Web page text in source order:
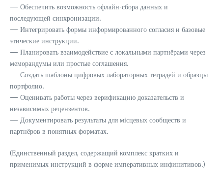
— Обеспечить возможность офлайн-сбора данных и
последующей синхронизации.
— Интегрировать формы информированного согласия и базовые
этические инструкции.
— Планировать взаимодействие с локальными партнёрами через
меморандумы или простые соглашения.
— Создать шаблоны цифровых лабораторных тетрадей и образцы
портфолио.
— Оценивать работы через верификацию доказательств и
независимых рецензентов.
— Документировать результаты для місцевых сообществ и
партнёров в понятных форматах.
(Единственный раздел, содержащий комплекс кратких и
применимых инструкций в форме императивных инфинитивов.)